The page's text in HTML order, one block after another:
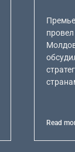
Read